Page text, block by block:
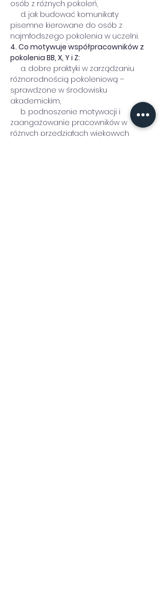
osób z różnych pokoleń,
d. jak budować komunikaty
pisemne kierowane do osób z
najmłodszego pokolenia w uczelni.
4. Co motywuje współpracowników z
pokolenia BB, X, Y i Z:
a. dobre praktyki w zarządzaniu
różnorodnością pokoleniową –
sprawdzone w środowisku
akademickim,
b. podnoszenie motywacji i
zaangażowanie pracowników w
różnych przedziałach wiekowych,